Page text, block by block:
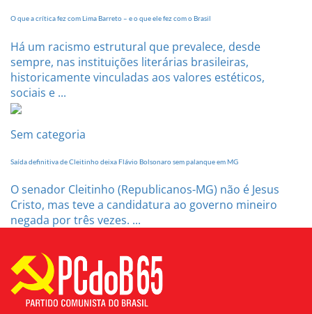
O que a crítica fez com Lima Barreto – e o que ele fez com o Brasil
Há um racismo estrutural que prevalece, desde
sempre, nas instituições literárias brasileiras,
historicamente vinculadas aos valores estéticos,
sociais e ...
Sem categoria
Saída definitiva de Cleitinho deixa Flávio Bolsonaro sem palanque em MG
O senador Cleitinho (Republicanos-MG) não é Jesus
Cristo, mas teve a candidatura ao governo mineiro
negada por três vezes. ...